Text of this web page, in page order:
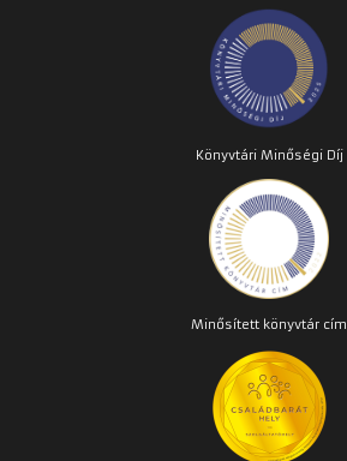
Könyvtári Minőségi Díj
Minősített könyvtár cím